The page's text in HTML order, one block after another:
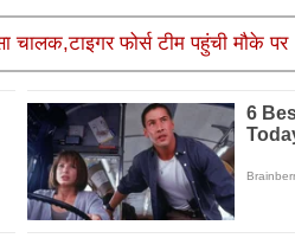
फोर्स टीम पहुंची मौके पर